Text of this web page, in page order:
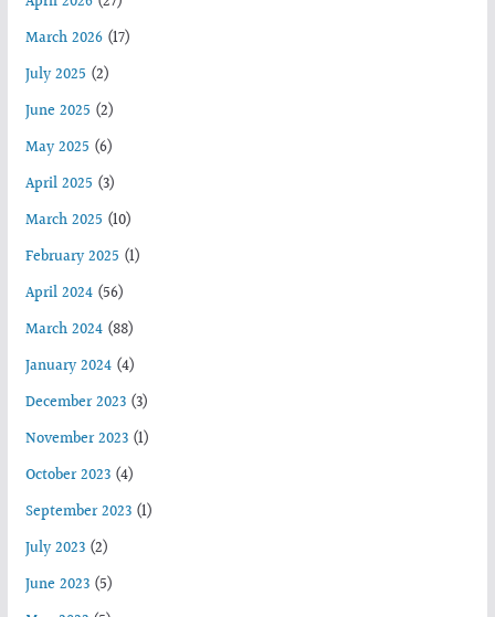
March 2026(17)
July 2025 (2)
June 2025 (2)
May 2025 (6)
April 2025 (3)
March 2025 (10)
February 2025 (1)
April 2024(56)
March 2024(88)
January 2024(4)
December 2023(3)
November 2023(1)
October 2023(4)
September 2023(1)
July 2023(2)
June 2023(5)